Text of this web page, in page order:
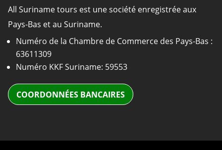
All Suriname tours est une société enregistrée aux
Pays-Bas et au Suriname.
Numéro de la Chambre de Commerce des Pays-Bas :
63611309
Numéro KKF Suriname: 59553
COORDONNÉES BANCAIRES